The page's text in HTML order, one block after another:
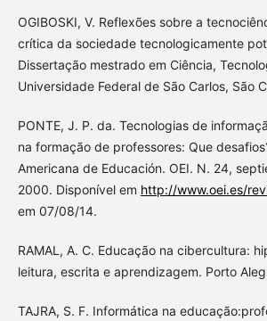
OGIBOSKI, V. Reflexões sobre a
crítica da sociedade tecnologicamente
Dissertação mestrado em Ciência,
Universidade Federal de São Carlos, São
PONTE, J. P. da. Tecnologias de
na formação de professores: Que
Americana de Educación. OEI. N. 24,
2000. Disponível em http://www.oei.es/
em 07/08/14.
RAMAL, A. C. Educação na cibercultura:
leitura, escrita e aprendizagem. Porto
TAJRA, S. F. Informática na